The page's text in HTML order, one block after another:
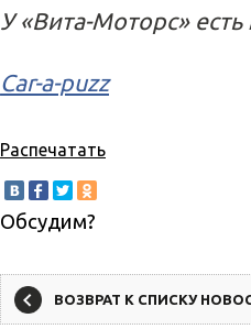
У «Вита-Моторс»
Car-a-puzz
Распечатать
Обсудим?
ВОЗВРАТ К СПИСКУ